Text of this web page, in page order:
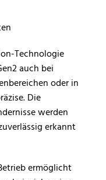
Technologie
auch bei
oder in
Die
werden
erkannt
ermöglicht